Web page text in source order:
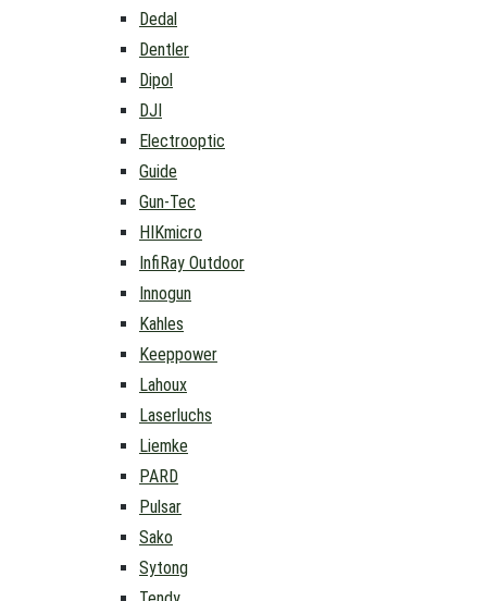
Dedal
Dentler
Dipol
DJI
Electrooptic
Guide
Gun-Tec
HIKmicro
InfiRay Outdoor
Innogun
Kahles
Keeppower
Lahoux
Laserluchs
Liemke
PARD
Pulsar
Sako
Sytong